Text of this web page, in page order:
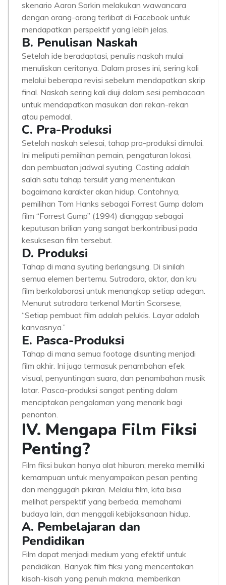
skenario Aaron Sorkin melakukan wawancara
dengan orang-orang terlibat di Facebook untuk
mendapatkan perspektif yang lebih jelas.
B. Penulisan Naskah
Setelah ide beradaptasi, penulis naskah mulai
menuliskan ceritanya. Dalam proses ini, sering kali
melalui beberapa revisi sebelum mendapatkan skrip
final. Naskah sering kali diuji dalam sesi pembacaan
untuk mendapatkan masukan dari rekan-rekan
atau pemodal.
C. Pra-Produksi
Setelah naskah selesai, tahap pra-produksi dimulai.
Ini meliputi pemilihan pemain, pengaturan lokasi,
dan pembuatan jadwal syuting. Casting adalah
salah satu tahap tersulit yang menentukan
bagaimana karakter akan hidup. Contohnya,
pemilihan Tom Hanks sebagai Forrest Gump dalam
film “Forrest Gump” (1994) dianggap sebagai
keputusan brilian yang sangat berkontribusi pada
kesuksesan film tersebut.
D. Produksi
Tahap di mana syuting berlangsung. Di sinilah
semua elemen bertemu. Sutradara, aktor, dan kru
film berkolaborasi untuk menangkap setiap adegan.
Menurut sutradara terkenal Martin Scorsese,
“Setiap pembuat film adalah pelukis. Layar adalah
kanvasnya.”
E. Pasca-Produksi
Tahap di mana semua footage disunting menjadi
film akhir. Ini juga termasuk penambahan efek
visual, penyuntingan suara, dan penambahan musik
latar. Pasca-produksi sangat penting dalam
menciptakan pengalaman yang menarik bagi
penonton.
IV. Mengapa Film Fiksi
Penting?
Film fiksi bukan hanya alat hiburan; mereka memiliki
kemampuan untuk menyampaikan pesan penting
dan menggugah pikiran. Melalui film, kita bisa
melihat perspektif yang berbeda, memahami
budaya lain, dan menggali kebijaksanaan hidup.
A. Pembelajaran dan
Pendidikan
Film dapat menjadi medium yang efektif untuk
pendidikan. Banyak film fiksi yang menceritakan
kisah-kisah yang penuh makna, memberikan